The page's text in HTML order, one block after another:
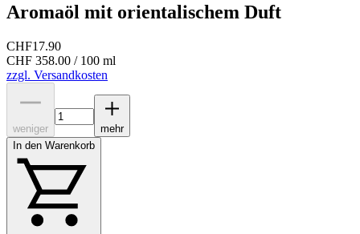
Aromaöl mit orientalischem Duft
CHF17.90
CHF 358.00 / 100 ml
zzgl. Versandkosten
weniger
mehr
In den Warenkorb